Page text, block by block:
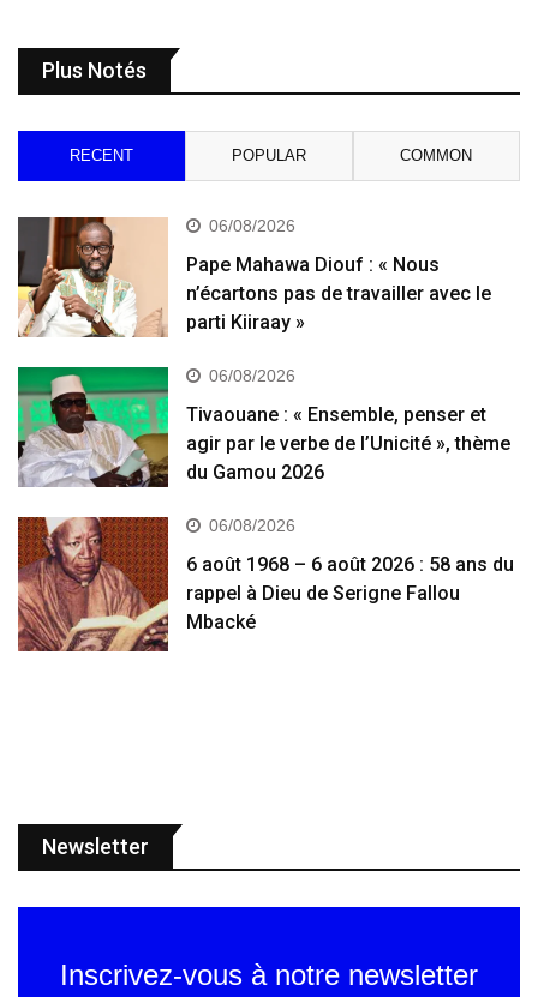
Plus Notés
RECENT POPULAR COMMON
06/08/2026
Pape Mahawa Diouf : « Nous
n’écartons pas de travailler avec le
parti Kiiraay »
06/08/2026
Tivaouane : « Ensemble, penser et
agir par le verbe de l’Unicité », thème
du Gamou 2026
06/08/2026
6 août 1968 – 6 août 2026 : 58 ans du
rappel à Dieu de Serigne Fallou
Mbacké
Newsletter
Inscrivez-vous à notre newsletter